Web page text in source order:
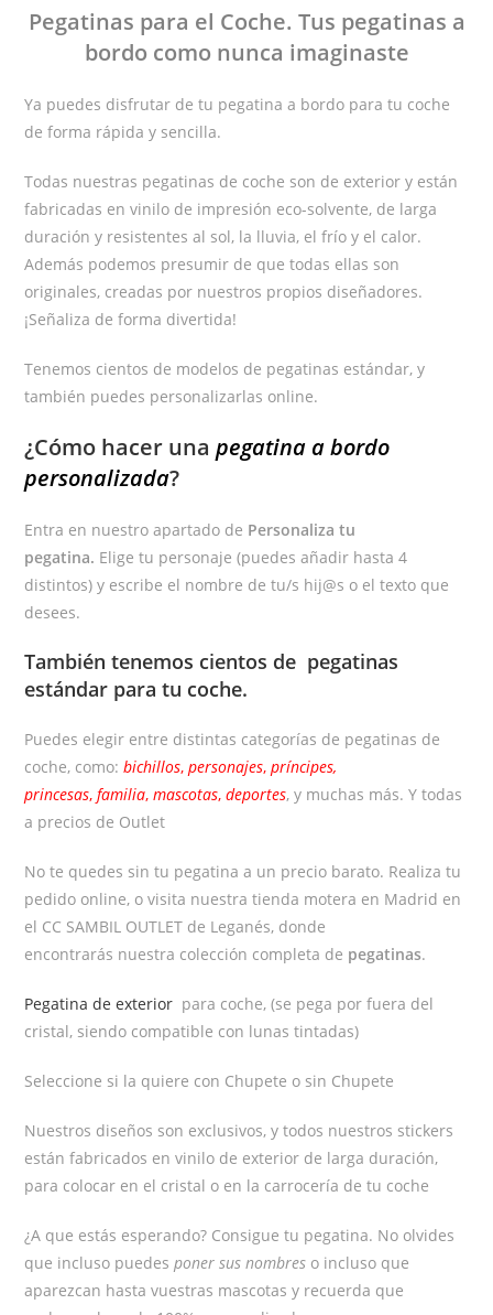
Pegatinas para el Coche. Tus pegatinas a
bordocomo nunca imaginaste
Ya puedes disfrutar de tu pegatina a bordo para tu coche
de forma rápida y sencilla.
Todas nuestras pegatinas de coche son de exterior y están
fabricadas en vinilo de impresión eco-solvente, de larga
duración y resistentes al sol, la lluvia, el frío y el calor.
Además podemos presumir de que todas ellas son
originales, creadas por nuestros propios diseñadores.
¡Señaliza de forma divertida!
Tenemos cientos de modelos de pegatinas estándar, y
también puedes personalizarlas online.
¿Cómo hacer unapegatina a bordo
personalizada?
Entra en nuestro apartado de Personaliza tu
pegatina. Elige tu personaje (puedes añadir hasta 4
distintos) y escribe el nombre de tu/s hij@s o el texto que
desees.
También tenemos cientos de pegatinas
estándar para tu coche.
Puedes elegir entre distintas categorías de pegatinas de
coche, como:bichillos,personajes,príncipes,
princesas,familia,mascotas,deportes, y muchas más. Y todas
a precios de Outlet
No te quedes sin tu pegatina a un precio barato. Realiza tu
pedido online, o visita nuestra tienda motera en Madrid en
el CC SAMBIL OUTLET de Leganés, donde
encontrarás nuestra colección completa de pegatinas.
Pegatina de exterior para coche, (se pega por fuera del
cristal, siendo compatible con lunas tintadas)
Seleccione si la quiere con Chupete o sin Chupete
Nuestros diseños son exclusivos, y todos nuestros stickers
están fabricados en vinilo de exterior de larga duración,
para colocar en el cristal o en la carrocería de tu coche
¿A que estás esperando? Consigue tu pegatina. No olvides
que incluso puedesponer sus nombres o incluso que
aparezcan hasta vuestras mascotas y recuerda que